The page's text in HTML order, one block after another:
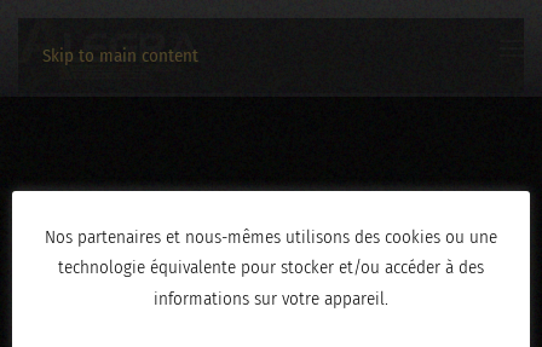
Skip to main content
IMG_0718
ÉCRIT LEJANVIER 6, 2026.
Nos partenaires et nous-mêmes utilisons des cookies ou une
technologie équivalente pour stocker et/ou accéder à des
informations sur votre appareil.